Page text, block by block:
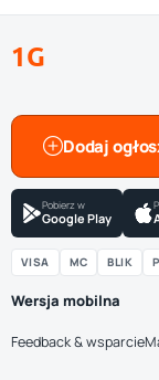
1G
Dodaj
Pobierz w
Google Play
VISA MC BLIK
Wersja mobilna
Feedback & wsparcie